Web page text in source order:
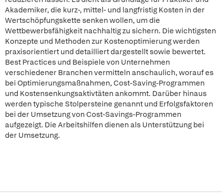
Akademiker, die kurz-, mittel- und langfristig Kosten in der
Wertschöpfungskette senken wollen, um die
Wettbewerbsfähigkeit nachhaltig zu sichern. Die wichtigsten
Konzepte und Methoden zur Kostenoptimierung werden
praxisorientiert und detailliert dargestellt sowie bewertet.
Best Practices und Beispiele von Unternehmen
verschiedener Branchen vermitteln anschaulich, worauf es
bei Optimierungsmaßnahmen, Cost-Saving-Programmen
und Kostensenkungsaktivtäten ankommt. Darüber hinaus
werden typische Stolpersteine genannt und Erfolgsfaktoren
bei der Umsetzung von Cost-Savings-Programmen
aufgezeigt. Die Arbeitshilfen dienen als Unterstützung bei
der Umsetzung.